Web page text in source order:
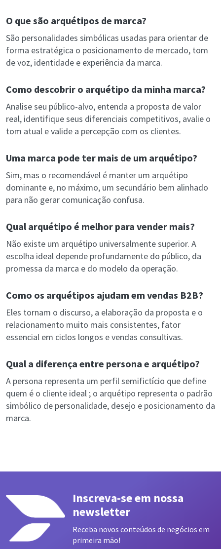
O que são arquétipos de marca?
São personalidades simbólicas usadas para orientar de
forma estratégica o posicionamento de mercado, tom
de voz, identidade e experiência da marca.
Como descobrir o arquétipo da minha marca?
Analise seu público-alvo, entenda a proposta de valor
real, identifique seus diferenciais competitivos, avalie o
tom atual e valide a percepção com os clientes.
Uma marca pode ter mais de um arquétipo?
Sim, mas o recomendável é manter um arquétipo
dominante e, no máximo, um secundário bem alinhado
para não gerar comunicação confusa.
Qual arquétipo é melhor para vender mais?
Não existe um arquétipo universalmente superior. A
escolha ideal depende profundamente do público, da
promessa da marca e do modelo da operação.
Como os arquétipos ajudam em vendas B2B?
Eles tornam o discurso, a elaboração da proposta e o
relacionamento muito mais consistentes, fator
essencial em ciclos longos e vendas consultivas.
Qual a diferença entre persona e arquétipo?
A persona representa um perfil semifictício que define
quem é o cliente ideal ; o arquétipo representa o padrão
simbólico de personalidade, desejo e posicionamento da
marca.
Inscreva-se em nossa
newsletter
Receba novos conteúdos de negócios em
primeira mão!